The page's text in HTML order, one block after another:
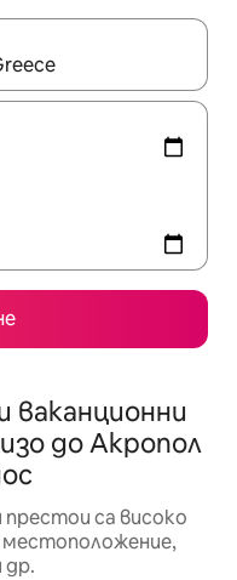
използвайте
ваканционни
до Акропол
са високо